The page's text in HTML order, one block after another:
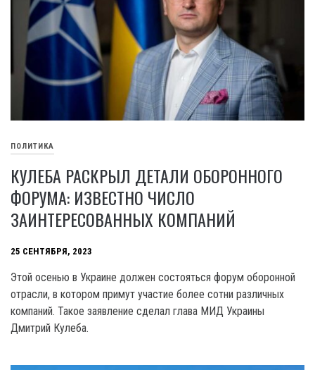
ПОЛИТИКА
КУЛЕБА РАСКРЫЛ ДЕТАЛИ ОБОРОННОГО
ФОРУМА: ИЗВЕСТНО ЧИСЛО
ЗАИНТЕРЕСОВАННЫХ КОМПАНИЙ
25 СЕНТЯБРЯ, 2023
Этой осенью в Украине должен состояться форум оборонной
отрасли, в котором примут участие более сотни различных
компаний. Такое заявление сделал глава МИД Украины
Дмитрий Кулеба.